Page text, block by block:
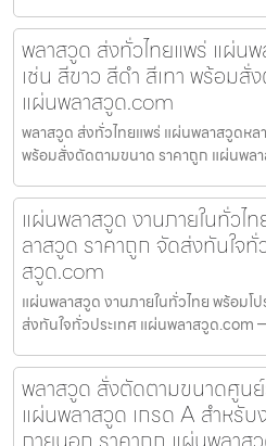
พลาสวูด ส่งทั่วไทยแพร่ แผ่น
เช่น สีขาว สีดำ สีเทา พร้อม
แผ่นพลาสวูด.com
พลาสวูด ส่งทั่วไทยแพร่ แผ่นพลาสวูดหล
พร้อมสั่งตัดตามขนาด ราคาถูก แผ่นพล
แผ่นพลาสวูด งานภายในทั่วไ
ลาสวูด ราคาถูก จัดส่งทันใจทั่
สวูด.com
แผ่นพลาสวูด งานภายในทั่วไทย พร้อมโ
ส่งทันใจทั่วประเทศ แผ่นพลาสวูด.com
พลาสวูด สั่งตัดตามขนาดศูน
แผ่นพลาสวูด เกรด A สำหรับ